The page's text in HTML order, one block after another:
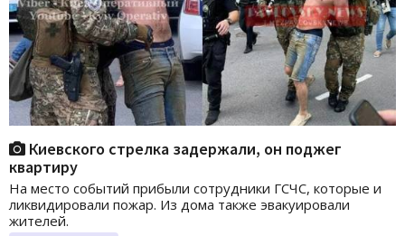
Киевского стрелка задержали, он поджег
квартиру
На место событий прибыли сотрудники ГСЧС, которые и
ликвидировали пожар. Из дома также эвакуировали
жителей.